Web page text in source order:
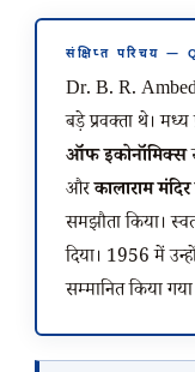
संक्षिप्त परिचय —
Dr. B. R.
बड़े प्रवक्ता थे।
ऑफ इकोनॉमिक्स
औरकालाराम
समझौता किया।
दिया। 1956 में
सम्मानित किया